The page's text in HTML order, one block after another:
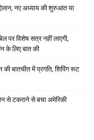
नए अध्याय की शुरुआत या
पर विशेष सत्र नहीं लाएगी,
के लिए बात की
बातचीत में प्रगति, शिपिंग रूट
से टकराने से बचा अमेरिकी